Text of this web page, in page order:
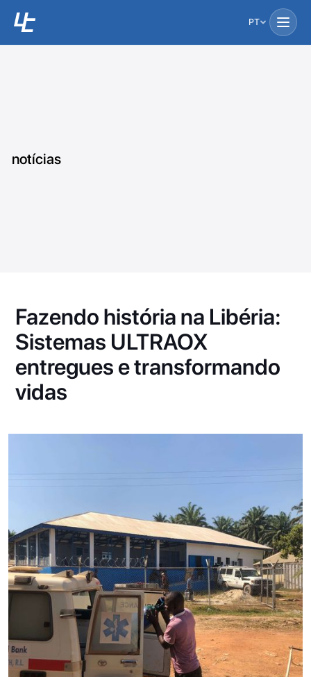
PT
notícias
Fazendo história na Libéria:
Sistemas ULTRAOX
entregues e transformando
vidas